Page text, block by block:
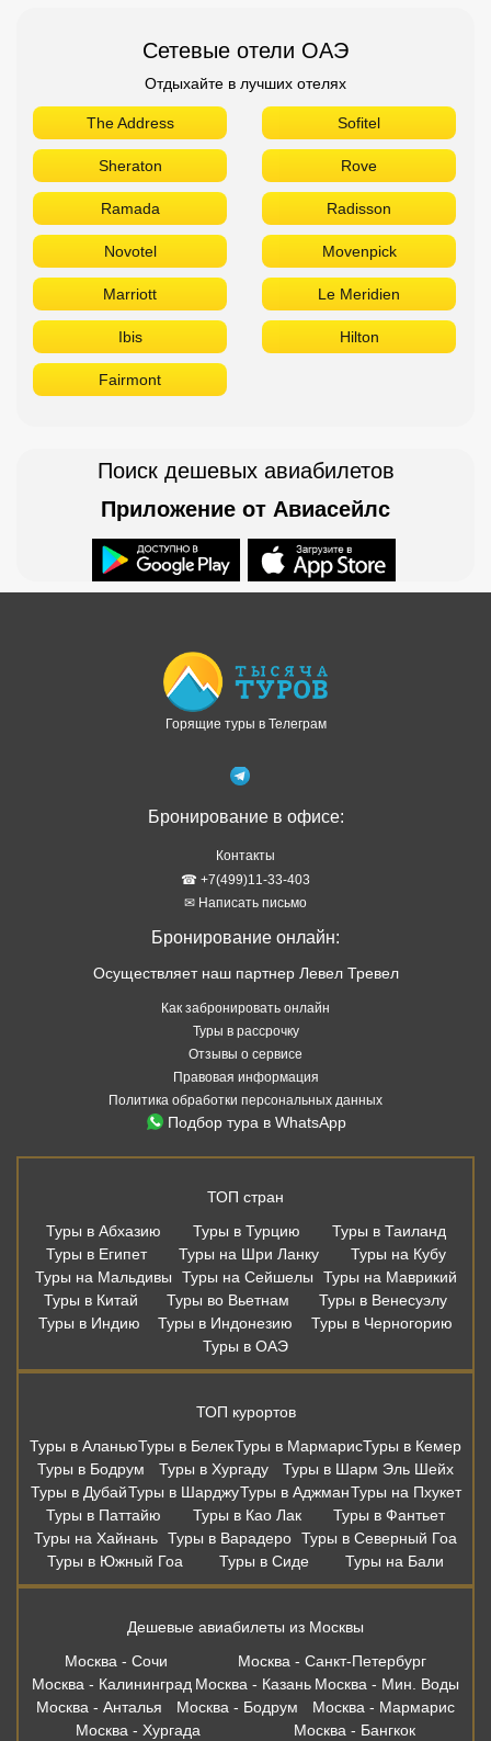
Сетевые отели ОАЭ
Отдыхайте в лучших отелях
The Address Sofitel
Sheraton Rove
Ramada Radisson
Novotel Movenpick
Marriott Le Meridien
Ibis Hilton
Fairmont
Поиск дешевых авиабилетов
Приложение от Авиасейлс
Горящие туры в Телеграм
Бронирование в офисе:
Контакты
☎ +7(499)11-33-403
✉ Написать письмо
Бронирование онлайн:
Осуществляет наш партнер Левел Тревел
Как забронировать онлайн
Туры в рассрочку
Отзывы о сервисе
Правовая информация
Политика обработки персональных данных
Подбор тура в WhatsApp
ТОП стран
Туры в Абхазию
Туры в Турцию
Туры в Таиланд
Туры в Египет
Туры на Шри Ланку
Туры на Кубу
Туры на Мальдивы
Туры на Сейшелы
Туры на Маврикий
Туры в Китай
Туры во Вьетнам
Туры в Венесуэлу
Туры в Индию
Туры в Индонезию
Туры в Черногорию
Туры в ОАЭ
ТОП курортов
Туры в АланьюТуры в БелекТуры в МармарисТуры в Кемер
Туры в Бодрум
Туры в Хургаду
Туры в Шарм Эль Шейх
Туры в ДубайТуры в ШарджуТуры в АджманТуры на Пхукет
Туры в Паттайю
Туры в Као Лак
Туры в Фантьет
Туры на Хайнань Туры в Варадеро Туры в Северный Гоа
Туры в Южный Гоа
Туры в Сиде Туры на Бали
Дешевые авиабилеты из Москвы
Москва - Сочи
Москва - Санкт-Петербург
Москва - Калининград Москва - Казань Москва - Мин. Воды
Москва - Анталья
Москва - Бодрум
Москва - Мармарис
Москва - Хургада
Москва - Бангкок